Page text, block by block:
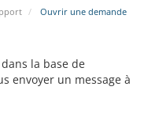
Ouvrir une demande
la base de
envoyer un message à